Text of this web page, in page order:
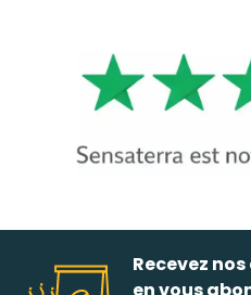
Recevez
en vous